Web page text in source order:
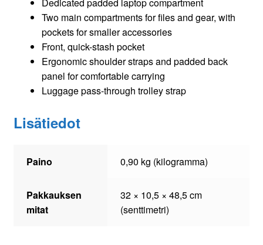
Two main compartments for files and gear, with
pockets for smaller accessories
Front, quick-stash pocket
Ergonomic shoulder straps and padded back
panel for comfortable carrying
Luggage pass-through trolley strap
Lisätiedot
Paino 0,90 kg (kilogramma)
Pakkauksen
mitat
32 × 10,5 × 48,5 cm
(senttimetri)